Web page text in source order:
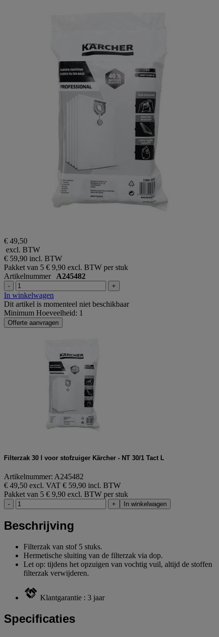
€ 49,50
excl. BTW
€ 59,90 incl. BTW
Pakket van 5 € 9,90 excl. BTW per stuk
Artikelnummer A245482
- +
In winkelwagen
Dit artikel is momenteel niet beschikbaar
Minimum Hoeveelheid: 1
Offerte aanvragen
Filterzak 30 l voor stofzuiger Kärcher - NT 30/1 Tact L
Artikelnummer: A245482
€ 49,50 excl. VAT € 59,90 incl. BTW
Pakket van 5 € 9,90 excl. BTW per stuk
- + In winkelwagen
Beschrijving
Filterzak van stof 5 stuks.
Hermetische sluiting van de filterzak via dop.
Let op: tijdens het opzuigen van vochtig vuil, altijd de stoffen
filterzak verwijderen.
Klantgarantie : 3 jaar
Specificaties